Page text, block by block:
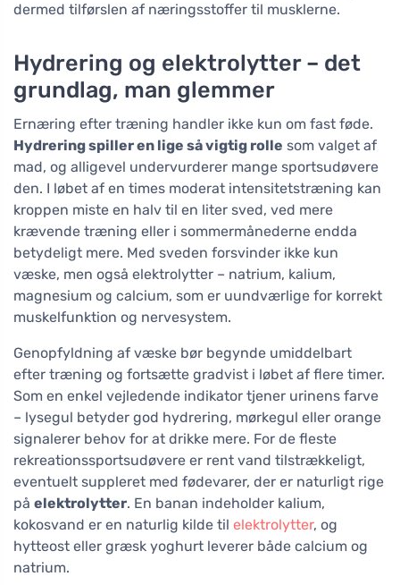
dermed tilførslen af næringsstoffer til musklerne.
Hydrering og elektrolytter – det
grundlag, man glemmer
Ernæring efter træning handler ikke kun om fast føde.
Hydrering spiller en lige så vigtig rolle som valget af
mad, og alligevel undervurderer mange sportsudøvere
den. I løbet af en times moderat intensitetstræning kan
kroppen miste en halv til en liter sved, ved mere
krævende træning eller i sommermånederne endda
betydeligt mere. Med sveden forsvinder ikke kun
væske, men også elektrolytter – natrium, kalium,
magnesium og calcium, som er uundværlige for korrekt
muskelfunktion og nervesystem.
Genopfyldning af væske bør begynde umiddelbart
efter træning og fortsætte gradvist i løbet af flere timer.
Som en enkel vejledende indikator tjener urinens farve
– lysegul betyder god hydrering, mørkegul eller orange
signalerer behov for at drikke mere. For de fleste
rekreationssportsudøvere er rent vand tilstrækkeligt,
eventuelt suppleret med fødevarer, der er naturligt rige
på elektrolytter. En banan indeholder kalium,
kokosvand er en naturlig kilde til elektrolytter, og
hytteost eller græsk yoghurt leverer både calcium og
natrium.